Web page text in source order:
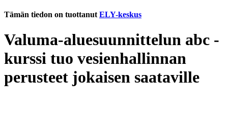
Tämän tiedon on tuottanut ELY-keskus
Valuma-aluesuunnittelun abc -
kurssi tuo vesienhallinnan
perusteet jokaisen saataville